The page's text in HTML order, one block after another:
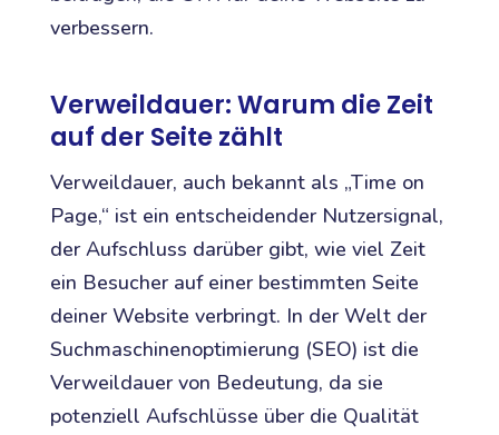
verbessern.
Verweildauer: Warum die Zeit
auf der Seite zählt
Verweildauer, auch bekannt als „Time on
Page,“ ist ein entscheidender Nutzersignal,
der Aufschluss darüber gibt, wie viel Zeit
ein Besucher auf einer bestimmten Seite
deiner Website verbringt. In der Welt der
Suchmaschinenoptimierung (SEO) ist die
Verweildauer von Bedeutung, da sie
potenziell Aufschlüsse über die Qualität